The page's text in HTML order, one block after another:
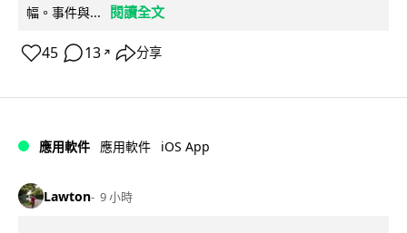
幅。事件與...
閱讀全文
45 13 ↗ 分享
應用軟件 應用軟件 iOS App
Lawton 9 小時